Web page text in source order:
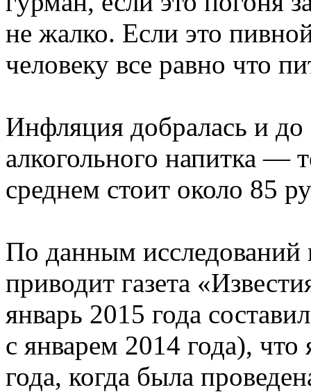
не жалко. Если это
человеку все равно что
Инфляция добралась и до
алкогольного напитка —
среднем стоит около 85
По данным исследований
приводит газета
январь 2015 года
с январем 2014 года),
года, когда была